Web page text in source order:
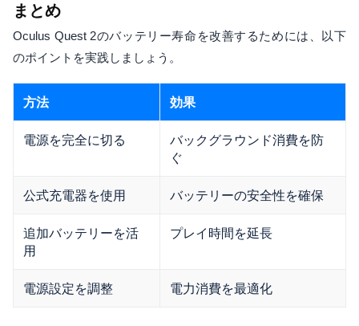
まとめ
Oculus Quest 2のバッテリー寿命を改善するためには、以下
のポイントを実践しましょう。
方法 効果
電源を完全に切る
バックグラウンド消費を防
ぐ
公式充電器を使用 バッテリーの安全性を確保
追加バッテリーを活
用
プレイ時間を延長
電源設定を調整 電力消費を最適化